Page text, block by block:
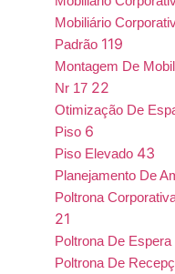
Mobiliário
Padrão 119
Montagem De
Nr 17 22
Otimização De
Piso 6
Piso Elevado 43
Planejamento De
Poltrona
21
Poltrona De Espera
Poltrona De